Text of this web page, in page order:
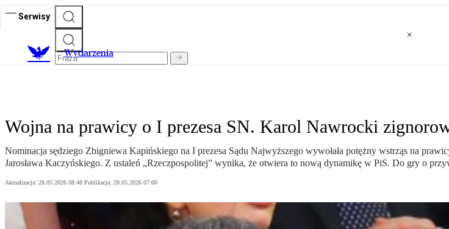
Serwisy
Wydarzenia
Wojna na prawicy o I prezesa SN. Karol Nawrocki
Nominacja sędziego Zbigniewa Kapińskiego na I prezesa Sądu Najwyższego wywołała potężny wstrząs na
Jarosława Kaczyńskiego. Z ustaleń „Rzeczpospolitej” wynika, że otwiera to nową dynamikę w PiS. Do gry o
Aktualizacja: 28.05.2026 08:48 Publikacja: 28.05.2026 07:00